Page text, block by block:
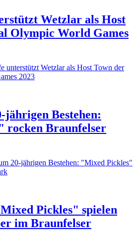
Wetzlar als Host
Olympic World Games
unterstützt Wetzlar als Host Town der
2023
Bestehen:
rocken Braunfelser
20-jährigen Bestehen: "Mixed Pickles"
Pickles" spielen
im Braunfelser